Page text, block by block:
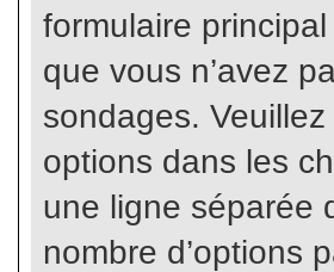
formulaire
que vous n’avez
sondages.
options dans les
une ligne séparée
nombre d’options